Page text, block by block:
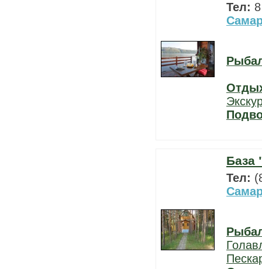
Тел:
База
Тел: